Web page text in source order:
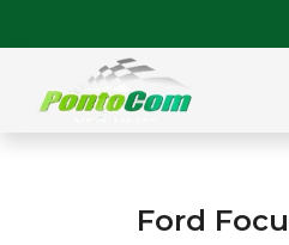
Ford